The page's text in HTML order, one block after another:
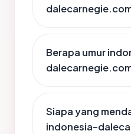
Berapa umur
Siapa yang
indonesia-